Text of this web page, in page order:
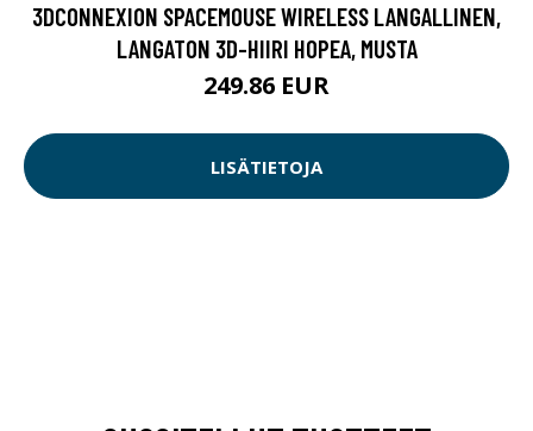
3DCONNEXION SPACEMOUSE WIRELESS LANGALLINEN,
LANGATON 3D-HIIRI HOPEA, MUSTA
249.86 EUR
LISÄTIETOJA